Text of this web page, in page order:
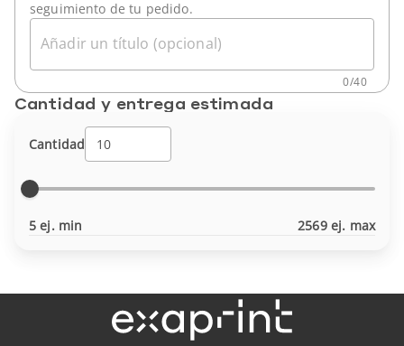
seguimiento de tu pedido.
Añadir un título (opcional)
0/40
Cantidad y entrega estimada
Cantidad
5 ej. min 2569 ej. max